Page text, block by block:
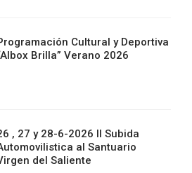
Cultural y Deportiva
Brilla” Verano 2026
, 27 y 28-6-2026 II Subida
al Santuario
del Saliente